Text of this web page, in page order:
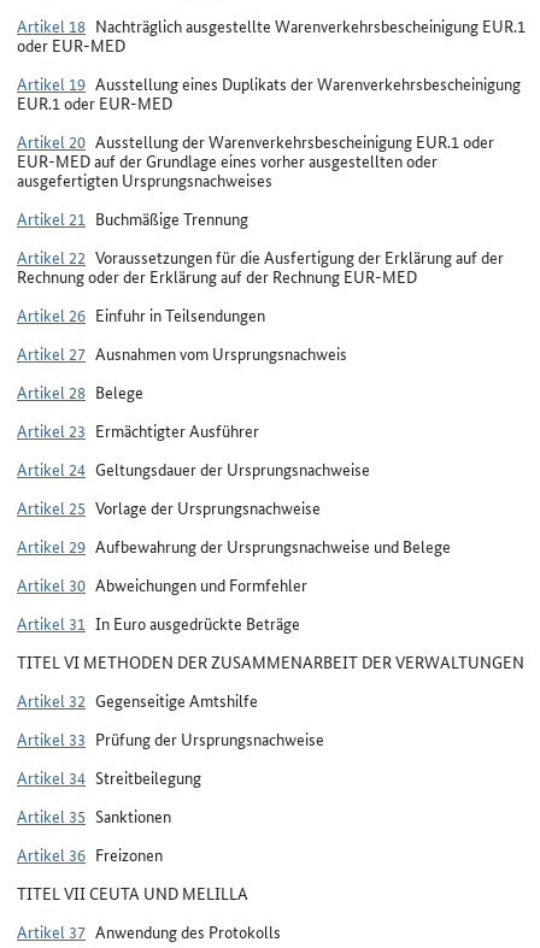
Artikel 18 Nachträglich ausgestellte Warenverkehrsbescheinigung EUR.1
oder EUR-MED
Artikel 19 Ausstellung eines Duplikats der Warenverkehrsbescheinigung
EUR.1 oder EUR-MED
Artikel 20 Ausstellung der Warenverkehrsbescheinigung EUR.1 oder
EUR-MED auf der Grundlage eines vorher ausgestellten oder
ausgefertigten Ursprungsnachweises
Artikel 21 Buchmäßige Trennung
Artikel 22 Voraussetzungen für die Ausfertigung der Erklärung auf der
Rechnung oder der Erklärung auf der Rechnung EUR-MED
Artikel 26 Einfuhr in Teilsendungen
Artikel 27 Ausnahmen vom Ursprungsnachweis
Artikel 28 Belege
Artikel 23 Ermächtigter Ausführer
Artikel 24 Geltungsdauer der Ursprungsnachweise
Artikel 25 Vorlage der Ursprungsnachweise
Artikel 29 Aufbewahrung der Ursprungsnachweise und Belege
Artikel 30 Abweichungen und Formfehler
Artikel 31 In Euro ausgedrückte Beträge
TITEL VI METHODEN DER ZUSAMMENARBEIT DER VERWALTUNGEN
Artikel 32 Gegenseitige Amtshilfe
Artikel 33 Prüfung der Ursprungsnachweise
Artikel 34 Streitbeilegung
Artikel 35 Sanktionen
Artikel 36 Freizonen
TITEL VII CEUTA UND MELILLA
Artikel 37 Anwendung des Protokolls